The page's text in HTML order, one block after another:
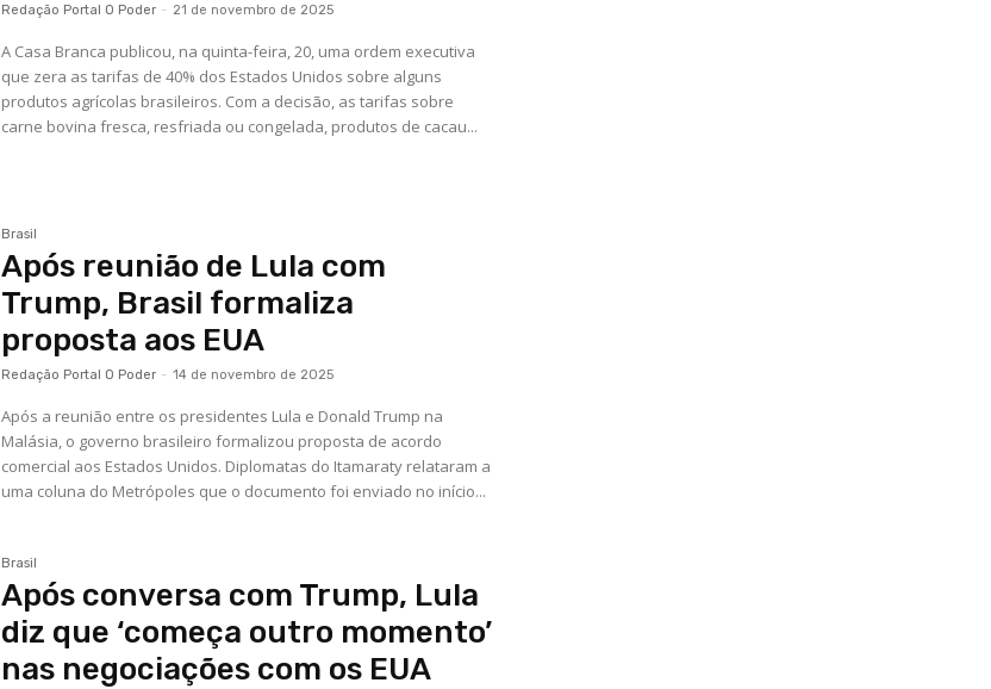
Redação Portal O Poder - 21 de novembro de 2025
A Casa Branca publicou, na quinta-feira, 20, uma ordem executiva
que zera as tarifas de 40% dos Estados Unidos sobre alguns
produtos agrícolas brasileiros. Com a decisão, as tarifas sobre
carne bovina fresca, resfriada ou congelada, produtos de cacau...
Brasil
Após reunião de Lula com
Trump, Brasil formaliza
proposta aos EUA
Redação Portal O Poder - 14 de novembro de 2025
Após a reunião entre os presidentes Lula e Donald Trump na
Malásia, o governo brasileiro formalizou proposta de acordo
comercial aos Estados Unidos. Diplomatas do Itamaraty relataram a
uma coluna do Metrópoles que o documento foi enviado no início...
Brasil
Após conversa com Trump, Lula
diz que ‘começa outro momento’
nas negociações com os EUA